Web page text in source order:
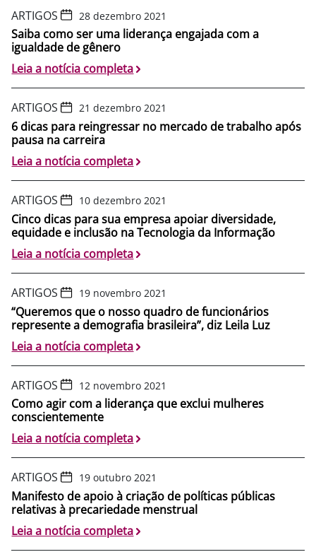
ARTIGOS 28 dezembro 2021
Saiba como ser uma liderança engajada com a
igualdade de gênero
Leia a notícia completa
ARTIGOS 21 dezembro 2021
6 dicas para reingressar no mercado de trabalho após
pausa na carreira
Leia a notícia completa
ARTIGOS 10 dezembro 2021
Cinco dicas para sua empresa apoiar diversidade,
equidade e inclusão na Tecnologia da Informação
Leia a notícia completa
ARTIGOS 19 novembro 2021
“Queremos que o nosso quadro de funcionários
represente a demografia brasileira”, diz Leila Luz
Leia a notícia completa
ARTIGOS 12 novembro 2021
Como agir com a liderança que exclui mulheres
conscientemente
Leia a notícia completa
ARTIGOS 19 outubro 2021
Manifesto de apoio à criação de políticas públicas
relativas à precariedade menstrual
Leia a notícia completa